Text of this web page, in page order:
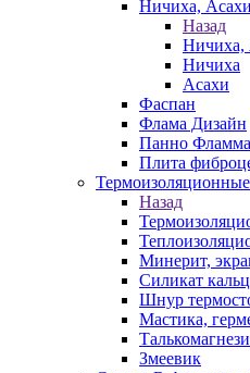
Ничиха, Асахи
Назад
Ничиха,
Ничиха
Асахи
Фаспан
Флама Дизайн
Панно
Плита
Назад
Минерит,
Силикат
Шнур
Мастика,
Змеевик